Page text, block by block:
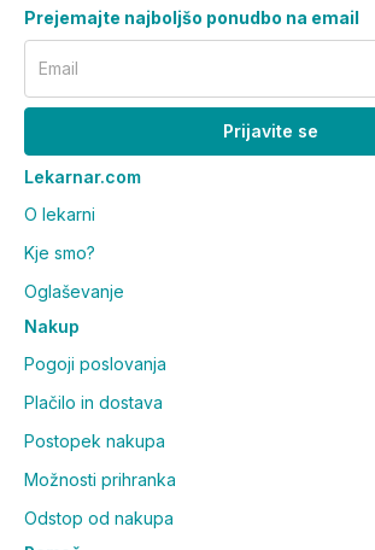
Prejemajte najboljšo ponudbo na email
Email
Prijavite se
Lekarnar.com
O lekarni
Kje smo?
Oglaševanje
Nakup
Pogoji poslovanja
Plačilo in dostava
Postopek nakupa
Možnosti prihranka
Odstop od nakupa